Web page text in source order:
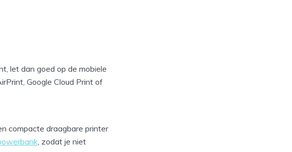
let dan goed op de mobiele
Google Cloud Print of
compacte draagbare printer
, zodat je niet